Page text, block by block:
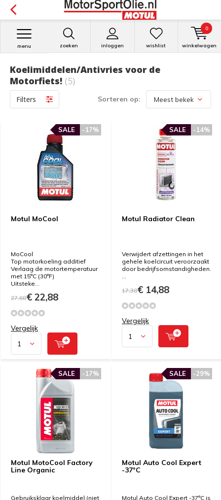
zoeken inloggen
menu wishlist winkelwagen
0
Koelimiddelen/Antivries voor de
Motorfiets! (5)
Filters Sorteren op:
Motul MoCool
-17%
SALE
MoCool
Top motorkoeling additief
Verlaag de motortemperatuur
met 15°C (30°F)
Uitsteke...
27,68€ 22,88
Vergelijk
Motul Radiator Clean
-14%
SALE
Verwijdert afzettingen in het
gehele koelcircuit veroorzaakt
door bedrijfsomstandigheden.
...
17,38€ 14,88
Vergelijk
Motul MotoCool Factory
Line Organic
-17%
SALE
Gebruiksklaar koelmiddel (niet
Motul Auto Cool Expert
-37°C
-29%
SALE
Motul Auto Cool Expert -37°C is